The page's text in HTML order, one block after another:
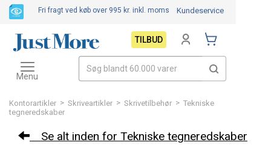
Kontorartikler > Skriveartikler > Skrivetilbehør > Tekniske
tegneredskaber
Se alt inden for Tekniske tegneredskaber
Fri fragt ved køb over 995 kr. inkl. moms Kundeservice
TILBUD
Toggle
navigation
Menu